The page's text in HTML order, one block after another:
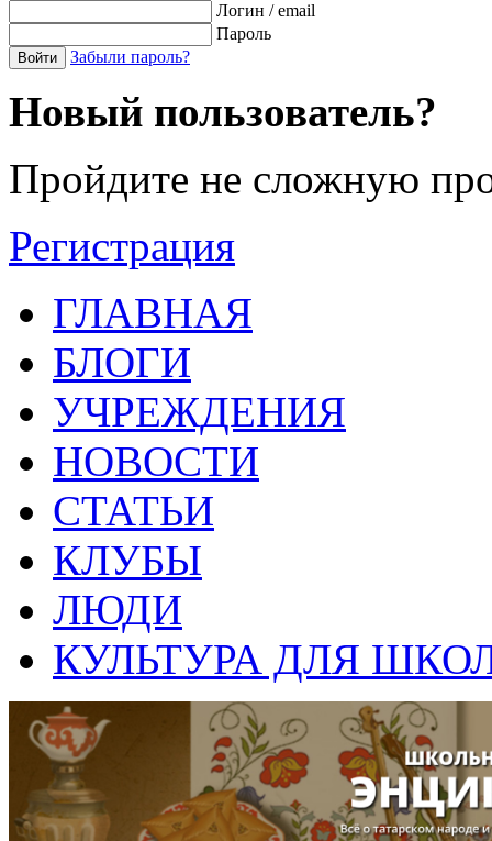
Логин / email
Пароль
Войти Забыли пароль?
Новый пользователь?
Пройдите не сложную
Регистрация
ГЛАВНАЯ
БЛОГИ
УЧРЕЖДЕНИЯ
НОВОСТИ
СТАТЬИ
КЛУБЫ
ЛЮДИ
КУЛЬТУРА ДЛЯ